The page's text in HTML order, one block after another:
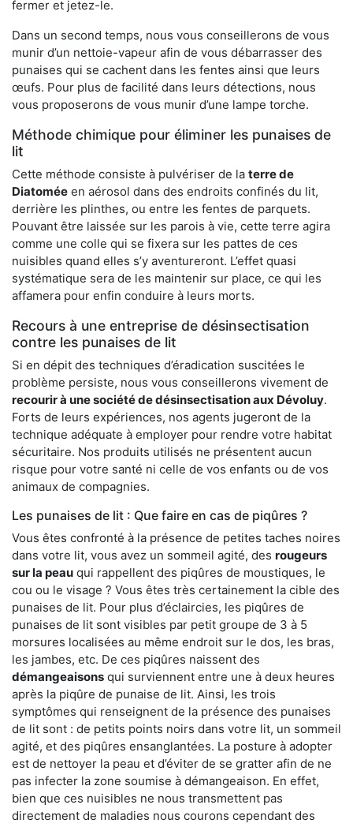
fermer et jetez-le.
Dans un second temps, nous vous conseillerons de vous
munir d’un nettoie-vapeur afin de vous débarrasser des
punaises qui se cachent dans les fentes ainsi que leurs
œufs. Pour plus de facilité dans leurs détections, nous
vous proposerons de vous munir d’une lampe torche.
Méthode chimique pour éliminer les punaises de
lit
Cette méthode consiste à pulvériser de la terre de
Diatomée en aérosol dans des endroits confinés du lit,
derrière les plinthes, ou entre les fentes de parquets.
Pouvant être laissée sur les parois à vie, cette terre agira
comme une colle qui se fixera sur les pattes de ces
nuisibles quand elles s’y aventureront. L’effet quasi
systématique sera de les maintenir sur place, ce qui les
affamera pour enfin conduire à leurs morts.
Recours à une entreprise de désinsectisation
contre les punaises de lit
Si en dépit des techniques d’éradication suscitées le
problème persiste, nous vous conseillerons vivement de
recourir à une société de désinsectisation aux Dévoluy.
Forts de leurs expériences, nos agents jugeront de la
technique adéquate à employer pour rendre votre habitat
sécuritaire. Nos produits utilisés ne présentent aucun
risque pour votre santé ni celle de vos enfants ou de vos
animaux de compagnies.
Les punaises de lit : Que faire en cas de piqûres ?
Vous êtes confronté à la présence de petites taches noires
dans votre lit, vous avez un sommeil agité, des rougeurs
sur la peau qui rappellent des piqûres de moustiques, le
cou ou le visage ? Vous êtes très certainement la cible des
punaises de lit. Pour plus d’éclaircies, les piqûres de
punaises de lit sont visibles par petit groupe de 3 à 5
morsures localisées au même endroit sur le dos, les bras,
les jambes, etc. De ces piqûres naissent des
démangeaisons qui surviennent entre une à deux heures
après la piqûre de punaise de lit. Ainsi, les trois
symptômes qui renseignent de la présence des punaises
de lit sont : de petits points noirs dans votre lit, un sommeil
agité, et des piqûres ensanglantées. La posture à adopter
est de nettoyer la peau et d’éviter de se gratter afin de ne
pas infecter la zone soumise à démangeaison. En effet,
bien que ces nuisibles ne nous transmettent pas
directement de maladies nous courons cependant des